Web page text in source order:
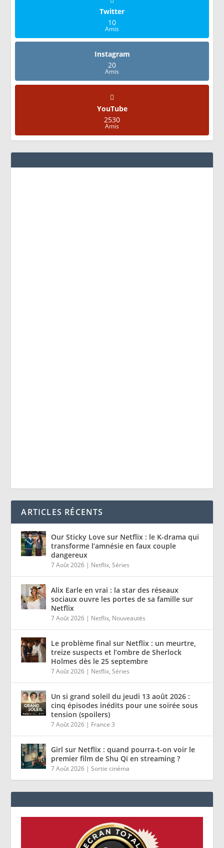
Twitter
10
Amis
Instagram
20
Amis
YouTube
2530
Amis
ARTICLES RÉCENTS
Our Sticky Love sur Netflix : le K-drama qui
transforme l’amnésie en faux couple
dangereux
7 Août 2026 | Netflix,Séries
Alix Earle en vrai : la star des réseaux
sociaux ouvre les portes de sa famille sur
Netflix
7 Août 2026 | Netflix, Nouveautés
Le problème final sur Netflix : un meurtre,
treize suspects et l’ombre de Sherlock
Holmes dès le 25 septembre
7 Août 2026 | Netflix,Séries
Un si grand soleil du jeudi 13 août 2026 :
cinq épisodes inédits pour une soirée sous
tension (spoilers)
7 Août 2026 | France 3
Girl sur Netflix : quand pourra-t-on voir le
premier film de Shu Qi en streaming ?
7 Août 2026 |Sortie cinéma